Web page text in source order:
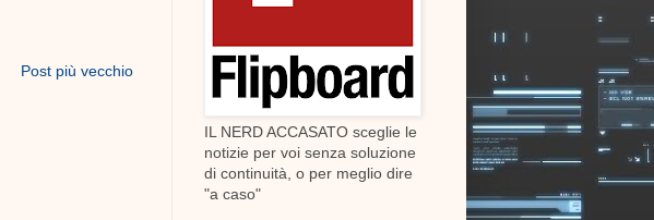
Post più vecchio
IL NERD ACCASATO sceglie le
notizie per voi senza soluzione
di continuità, o per meglio dire
"a caso"